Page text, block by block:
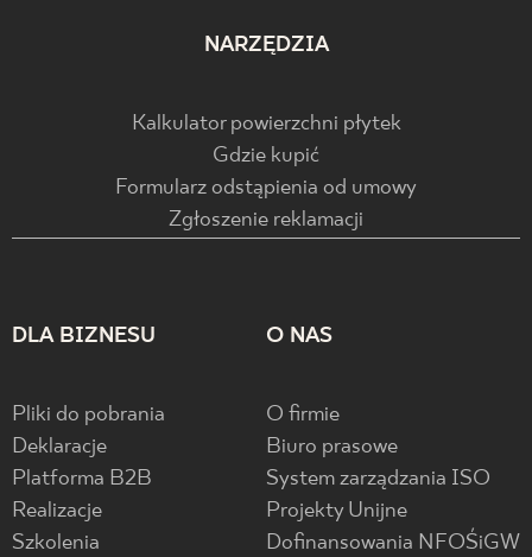
NARZĘDZIA
Kalkulator powierzchni płytek
Gdzie kupić
Formularz odstąpienia od umowy
Zgłoszenie reklamacji
DLA BIZNESU
Pliki do pobrania
Deklaracje
Platforma B2B
Realizacje
Szkolenia
O NAS
O firmie
Biuro prasowe
System zarządzania ISO
Projekty Unijne
Dofinansowania NFOŚiGW